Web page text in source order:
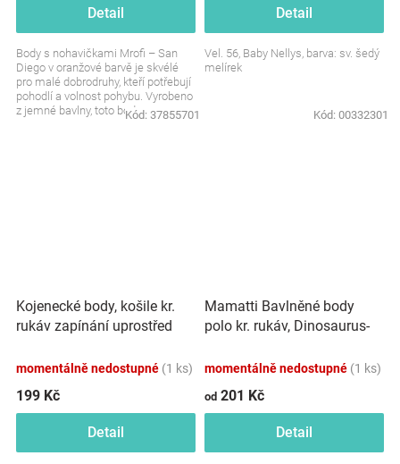
Detail
Body s nohavičkami Mrofi – San
Diego v oranžové barvě je skvélé
pro malé dobrodruhy, kteří potřebují
pohodlí a volnost pohybu. Vyrobeno
z jemné bavlny, toto body
Kód: 37855701
Detail
Vel. 56, Baby Nellys, barva: sv. šedý
melírek
Kód: 00332301
Kojenecké body, košile kr.
rukáv zapínání uprostřed
momentálně nedostupné (1 ks)
199 Kč
Detail
Mamatti Bavlněné body
polo kr. rukáv, Dinosaurus-
momentálně nedostupné (1 ks)
od 201 Kč
Detail